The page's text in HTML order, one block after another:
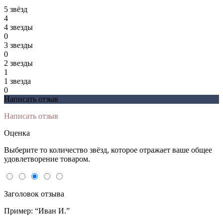
5 звёзд
4
4 звeзды
0
3 звeзды
0
2 звeзды
1
1 звeзда
0
Написать отзыв
Написать отзыв
Оценка
Выберите то количество звёзд, которое отражает ваше общее
удовлетворение товаром.
Заголовок отзыва
Пример: “Иван И.”